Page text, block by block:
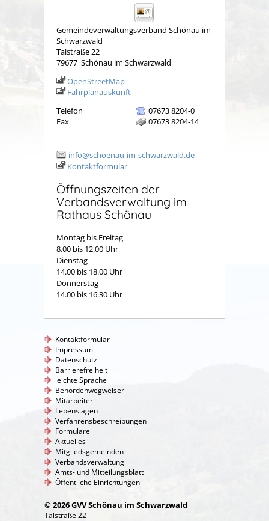
Gemeindeverwaltungsverband Schönau im
Schwarzwald
Talstraße 22
79677 Schönau im Schwarzwald
OpenStreetMap
Fahrplanauskunft
Telefon
07673 8204-0
Fax
07673 8204-14
info@schoenau-im-schwarzwald.de
Kontaktformular
Öffnungszeiten der
Verbandsverwaltung im
Rathaus Schönau
Montag bis Freitag
8.00 bis 12.00 Uhr
Dienstag
14.00 bis 18.00 Uhr
Donnerstag
14.00 bis 16.30 Uhr
Kontaktformular
Impressum
Datenschutz
Barrierefreiheit
leichte Sprache
Behördenwegweiser
Mitarbeiter
Lebenslagen
Verfahrensbeschreibungen
Formulare
Aktuelles
Mitgliedsgemeinden
Verbandsverwaltung
Amts- und Mitteilungsblatt
Öffentliche Einrichtungen
© 2026 GVV Schönau im Schwarzwald
Talstraße 22